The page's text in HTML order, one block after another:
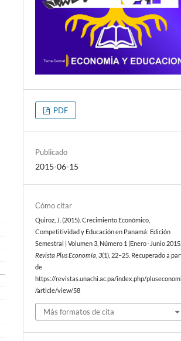
PDF
Publicado
2015-06-15
Cómo citar
Quiroz, J. (2015). Crecimiento Económico,
Competitividad y Educación en Panamá: Edición
Semestral | Volumen 3, Número 1 |Enero -Junio 2015.
Revista Plus Economía,3(1), 22–25. Recuperado a
de
https://revistas.unachi.ac.pa/index.php/
/article/view/58
Más formatos de cita